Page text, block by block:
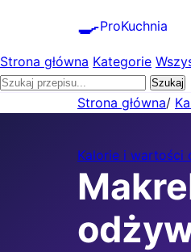
🍳ProKuchnia
Strona główna Kategorie
Szukaj
Strona główna/
Kalorie i wartości